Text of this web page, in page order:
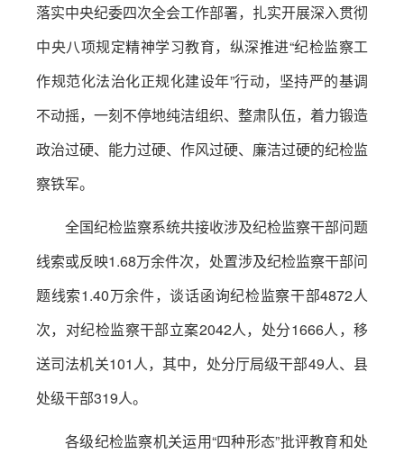
落实中央纪委四次全会工作部署，扎实开展深入贯彻
中央八项规定精神学习教育，纵深推进“纪检监察工
作规范化法治化正规化建设年”行动，坚持严的基调
不动摇，一刻不停地纯洁组织、整肃队伍，着力锻造
政治过硬、能力过硬、作风过硬、廉洁过硬的纪检监
察铁军。
全国纪检监察系统共接收涉及纪检监察干部问题
线索或反映1.68万余件次，处置涉及纪检监察干部问
题线索1.40万余件，谈话函询纪检监察干部4872人
次，对纪检监察干部立案2042人，处分1666人，移
送司法机关101人，其中，处分厅局级干部49人、县
处级干部319人。
各级纪检监察机关运用“四种形态”批评教育和处